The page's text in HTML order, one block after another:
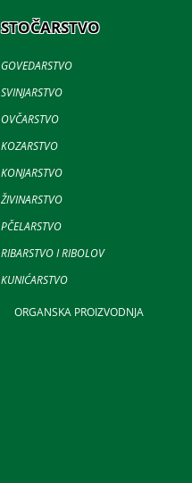
STOČARSTVO
GOVEDARSTVO
SVINJARSTVO
OVČARSTVO
KOZARSTVO
KONJARSTVO
ŽIVINARSTVO
PČELARSTVO
RIBARSTVO I RIBOLOV
KUNIĆARSTVO
ORGANSKA PROIZVODNJA